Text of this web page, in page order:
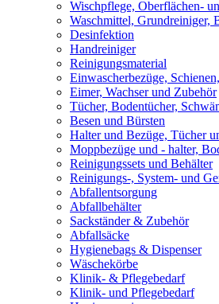
Wischpflege, Oberflächen-
Waschmittel, Grundreiniger,
Desinfektion
Handreiniger
Reinigungsmaterial
Einwascherbezüge,
Eimer, Wachser und Zubehör
Tücher, Bodentücher,
Besen und Bürsten
Halter und Bezüge, Tücher
Moppbezüge und - halter,
Reinigungssets und Behälter
Reinigungs-, System- und
Abfallentsorgung
Abfallbehälter
Sackständer & Zubehör
Abfallsäcke
Hygienebags & Dispenser
Wäschekörbe
Klinik- & Pflegebedarf
Klinik- und Pflegebedarf